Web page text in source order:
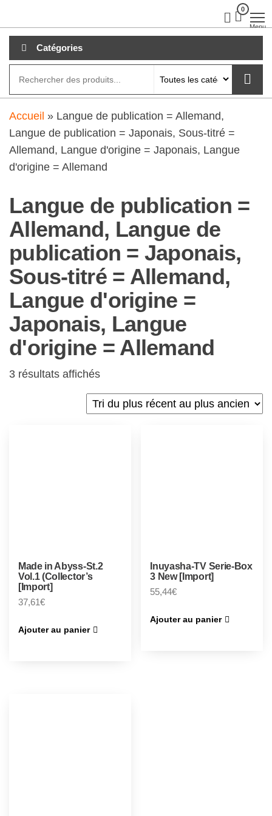
au
contenu
0
Menu
Catégories
Accueil » Langue de publication = Allemand,
Langue de publication = Japonais, Sous-titré =
Allemand, Langue d'origine = Japonais, Langue
d'origine = Allemand
Langue de publication =
Allemand, Langue de
publication = Japonais,
Sous-titré = Allemand,
Langue d'origine =
Japonais, Langue
d'origine = Allemand
3 résultats affichés
Made in Abyss-St.2
Vol.1 (Collector’s
[Import]
37,61€
Ajouter au panier
Inuyasha-TV Serie-Box
3 New [Import]
55,44€
Ajouter au panier